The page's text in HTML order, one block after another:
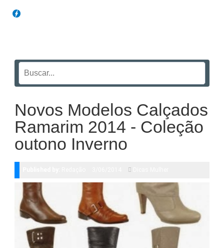
Novos Modelos Calçados
Ramarim 2014 - Coleção
outono Inverno